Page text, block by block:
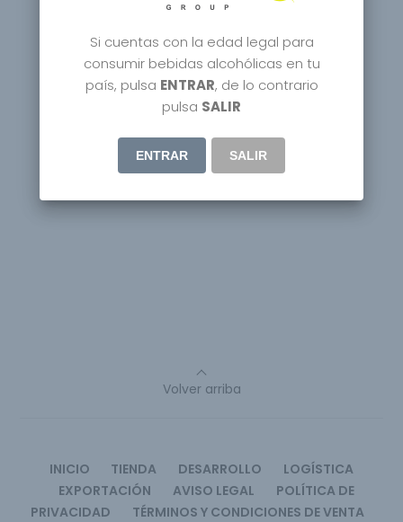
Volver arriba
INICIO TIENDA DESARROLLO
LOGÍSTICA
EXPORTACIÓN
AVISO LEGAL
POLÍTICA DE
PRIVACIDAD
TÉRMINOS Y CONDICIONES DE VENTA
Si cuentas con la edad legal para
consumir bebidas alcohólicas en tu
país, pulsa ENTRAR, de lo contrario
pulsa SALIR
ENTRAR SALIR